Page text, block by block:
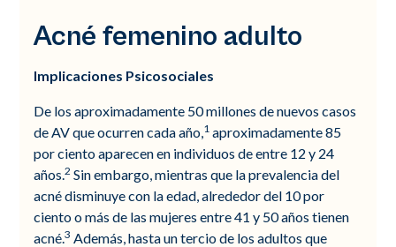
Acné femenino adulto
Implicaciones Psicosociales
De los aproximadamente 50 millones de nuevos casos
de AV que ocurren cada año,1 aproximadamente 85
por ciento aparecen en individuos de entre 12 y 24
años.2 Sin embargo, mientras que la prevalencia del
acné disminuye con la edad, alrededor del 10 por
ciento o más de las mujeres entre 41 y 50 años tienen
acné.3 Además, hasta un tercio de los adultos que